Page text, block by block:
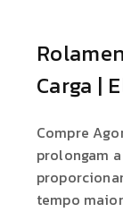
Carga |
Compre
prolongam
tempo